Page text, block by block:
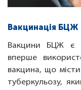
Вакцинація БЦЖ
Вакцини БЦЖ є
вперше
вакцина, що
туберкульозу,